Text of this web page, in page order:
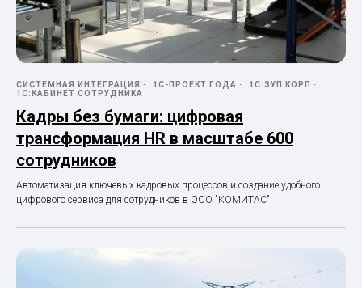
СИСТЕМНАЯ ИНТЕГРАЦИЯ 1С-ПРОЕКТ ГОДА
1С:ЗУП КОРП
1С:КАБИНЕТ СОТРУДНИКА
Кадры без бумаги: цифровая
трансформация HR в масштабе 600
сотрудников
Автоматизация ключевых кадровых процессов и создание удобного
цифрового сервиса для сотрудников в ООО "КОМИТАС".